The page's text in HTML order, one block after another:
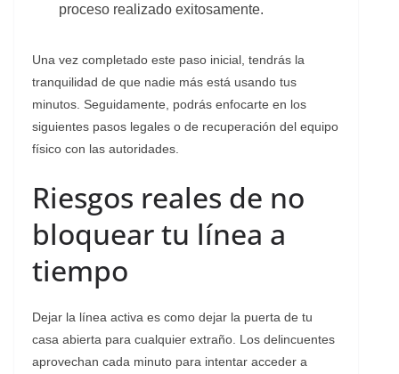
proceso realizado exitosamente.
​Una vez completado este paso inicial, tendrás la
tranquilidad de que nadie más está usando tus
minutos. Seguidamente, podrás enfocarte en los
siguientes pasos legales o de recuperación del equipo
físico con las autoridades.
Riesgos reales de no
bloquear tu línea a
tiempo
​Dejar la línea activa es como dejar la puerta de tu
casa abierta para cualquier extraño. Los delincuentes
aprovechan cada minuto para intentar acceder a